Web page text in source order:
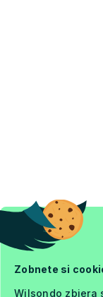
Zobnete si
Wilsondo zbiera